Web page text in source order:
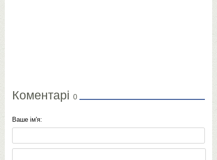
Коментарі 0
Ваше ім'я: